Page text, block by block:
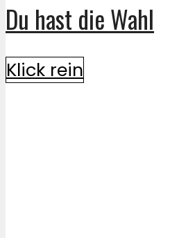
Du hast die Wahl
Klick rein